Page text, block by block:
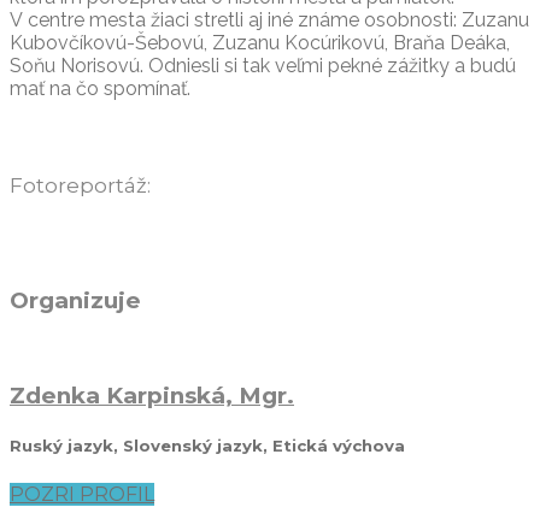
V centre mesta žiaci stretli aj iné známe osobnosti: Zuzanu
Kubovčíkovú-Šebovú, Zuzanu Kocúrikovú, Braňa Deáka,
Soňu Norisovú. Odniesli si tak veľmi pekné zážitky a budú
mať na čo spomínať.
Fotoreportáž:
Organizuje
Zdenka Karpinská, Mgr.
Ruský jazyk, Slovenský jazyk, Etická výchova
POZRI PROFIL